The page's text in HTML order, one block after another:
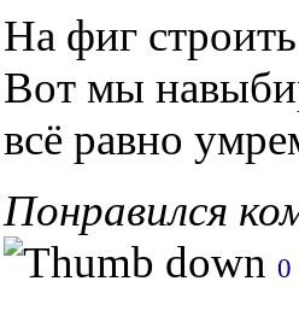
На фиг
Вот мы
всё равно
Понравился
0